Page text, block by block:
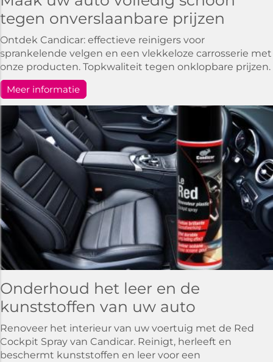
tegen onverslaanbare prijzen
Ontdek Candicar: effectieve reinigers voor
sprankelende velgen en een vlekkeloze carrosserie met
onze producten. Topkwaliteit tegen onklopbare prijzen.
Meer informatie
Onderhoud het leer en de
kunststoffen van uw auto
Renoveer het interieur van uw voertuig met de Red
Cockpit Spray van Candicar. Reinigt, herleeft en
beschermt kunststoffen en leer voor een